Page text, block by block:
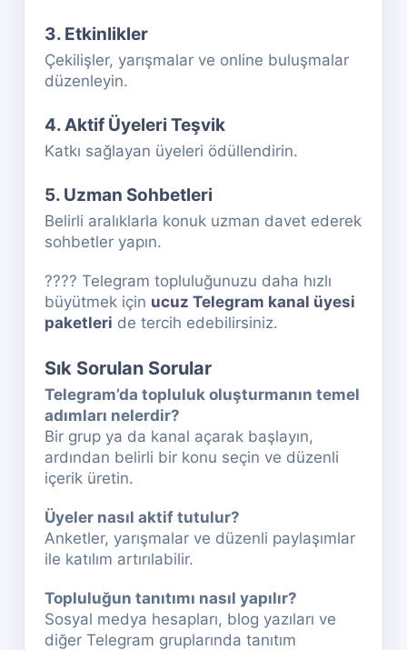
3. Etkinlikler
Çekilişler, yarışmalar ve online buluşmalar
düzenleyin.
4. Aktif Üyeleri Teşvik
Katkı sağlayan üyeleri ödüllendirin.
5. Uzman Sohbetleri
Belirli aralıklarla konuk uzman davet ederek
sohbetler yapın.
???? Telegram topluluğunuzu daha hızlı
büyütmek için ucuz Telegram kanal üyesi
paketleri de tercih edebilirsiniz.
Sık Sorulan Sorular
Telegram’da topluluk oluşturmanın temel
adımları nelerdir?
Bir grup ya da kanal açarak başlayın,
ardından belirli bir konu seçin ve düzenli
içerik üretin.
Üyeler nasıl aktif tutulur?
Anketler, yarışmalar ve düzenli paylaşımlar
ile katılım artırılabilir.
Topluluğun tanıtımı nasıl yapılır?
Sosyal medya hesapları, blog yazıları ve
diğer Telegram gruplarında tanıtım